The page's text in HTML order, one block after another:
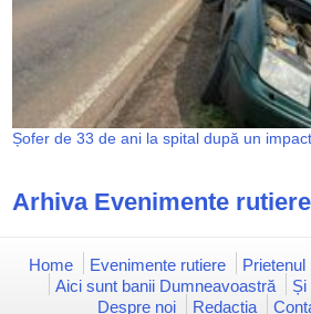
Șofer de 33 de ani la spital după un
Arhiva Evenimente rutiere
Home Evenimente rutiere
Prietenul
Aici sunt banii Dumneavoastră
Și
Despre noi
Redacția